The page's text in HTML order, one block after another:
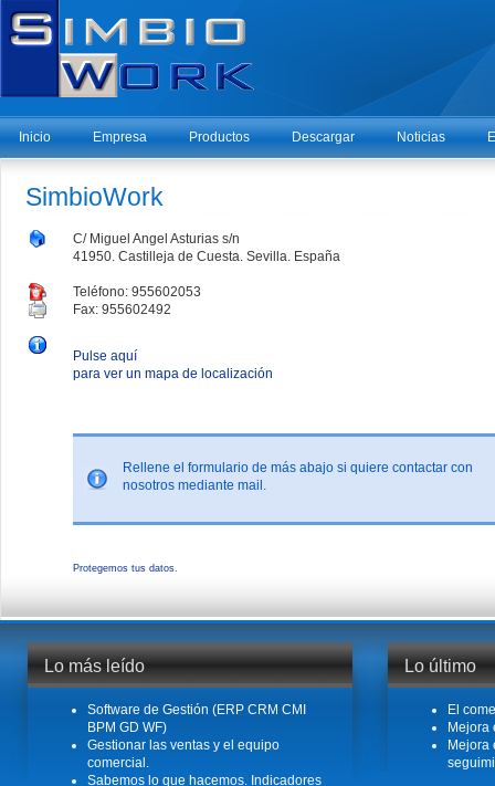
Inicio Empresa Productos Descargar Noticias
SimbioWork
C/ Miguel Angel Asturias s/n
41950. Castilleja de Cuesta. Sevilla. España
Teléfono: 955602053
Fax: 955602492
Pulse aquí
para ver un mapa de localización
Rellene el formulario de más abajo si quiere contactar con
nosotros mediante mail.
Protegemos tus datos.
Lo más leído
Software de Gestión (ERP CRM CMI
BPM GD WF)
Gestionar las ventas y el equipo
comercial.
Sabemos lo que hacemos. Indicadores
Lo último
El
Mejora
Mejora